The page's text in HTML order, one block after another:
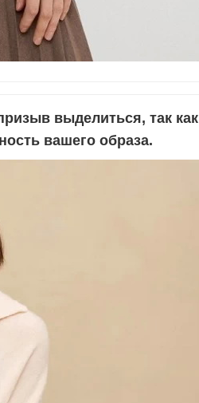
выделиться, так как
вашего образа.